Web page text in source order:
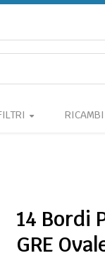
14 Bordi
GRE